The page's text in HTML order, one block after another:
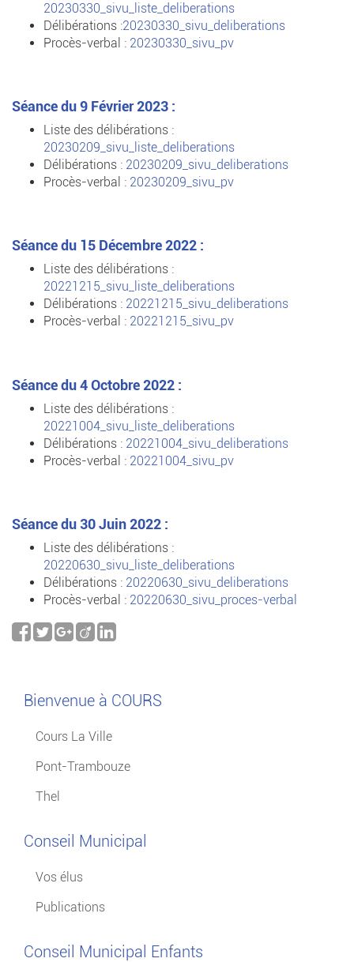
20230330_sivu_liste_deliberations
Délibérations :20230330_sivu_deliberations
Procès-verbal : 20230330_sivu_pv
Séance du 9 Février 2023 :
Liste des délibérations :
20230209_sivu_liste_deliberations
Délibérations : 20230209_sivu_deliberations
Procès-verbal : 20230209_sivu_pv
Séance du 15 Décembre 2022 :
Liste des délibérations :
20221215_sivu_liste_deliberations
Délibérations : 20221215_sivu_deliberations
Procès-verbal : 20221215_sivu_pv
Séance du 4 Octobre 2022 :
Liste des délibérations :
20221004_sivu_liste_deliberations
Délibérations : 20221004_sivu_deliberations
Procès-verbal : 20221004_sivu_pv
Séance du 30 Juin 2022 :
Liste des délibérations :
20220630_sivu_liste_deliberations
Délibérations : 20220630_sivu_deliberations
Procès-verbal : 20220630_sivu_proces-verbal
Bienvenue à COURS
Cours La Ville
Pont-Trambouze
Thel
Conseil Municipal
Vos élus
Publications
Conseil Municipal Enfants